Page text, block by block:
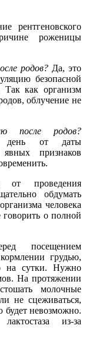
рентгеновского
роженицы
родов? Да, это
безопасной
Так как организм
облучение не
после родов?
день от даты
признаков
от проведения
обдумать
человека
о полной
посещением
грудью,
на сутки. Нужно
На протяжении
молочные
не сцеживаться,
будет невозможно.
из-за